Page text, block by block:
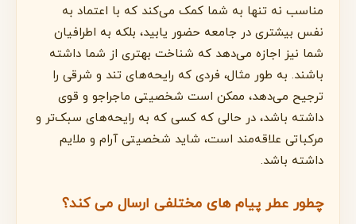
مناسب نه تنها به شما کمک می‌کند که با اعتماد به
نفس بیشتری در جامعه حضور یابید، بلکه به اطرافیان
شما نیز اجازه می‌دهد که شناخت بهتری از شما داشته
باشند. به طور مثال، فردی که رایحه‌های تند و شرقی را
ترجیح می‌دهد، ممکن است شخصیتی ماجراجو و قوی
داشته باشد، در حالی که کسی که به رایحه‌های سبک‌تر و
مرکباتی علاقه‌مند است، شاید شخصیتی آرام و ملایم
داشته باشد.
چطور عطر پیام های مختلفی ارسال می کند؟